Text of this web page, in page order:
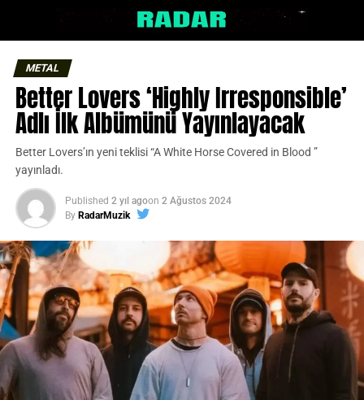
METAL
Better Lovers ‘Highly Irresponsible’
Adlı İlk Albümünü Yayınlayacak
Better Lovers’ın yeni teklisi “A White Horse Covered in Blood ”
yayınladı.
Published 2 yıl agoon 2 Ağustos 2024
By RadarMuzik